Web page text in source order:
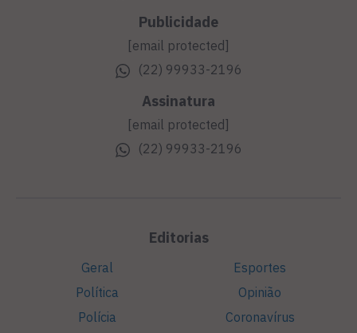
Publicidade
[email protected]
(22) 99933-2196
Assinatura
[email protected]
(22) 99933-2196
Editorias
Geral
Política
Polícia
Esportes
Opinião
Coronavírus